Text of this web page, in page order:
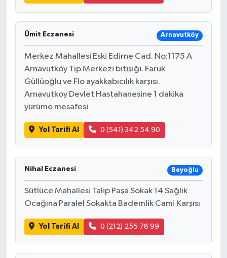
Ümit Eczanesi Arnavutköy
Merkez Mahallesi Eski Edirne Cad. No:1175 A
Arnavutköy Tıp Merkezi bitişiği. Faruk
Güllüoğlu ve Flo ayakkabıcılık karşısı.
Arnavutkoy Devlet Hastahanesine 1 dakika
yürüme mesafesi
Yol Tarifi Al 0 (541) 342 54 90
Nihal Eczanesi Beyoğlu
Sütlüce Mahallesi Talip Paşa Sokak 14 Sağlık
Ocağına Paralel Sokakta Bademlik Cami Karşısı
Yol Tarifi Al 0 (212) 255 78 99